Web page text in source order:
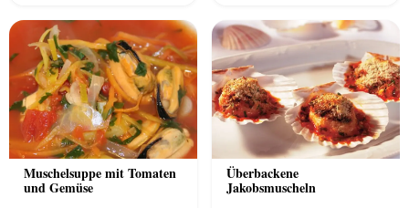
Muschelsuppe mit Tomaten
und Gemüse
Überbackene
Jakobsmuscheln